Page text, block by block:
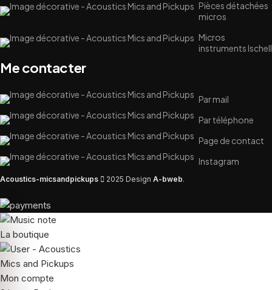
Pièces détachées
micros
Micros
instruments Ischell
Me contacter
Par mail
Par téléphone
Page de contact
Instagram
Acoustics-micsandpickups 2025 Design A-bweb.
La boutique
Mon compte